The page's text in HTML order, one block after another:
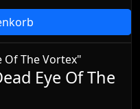
Eye Of The